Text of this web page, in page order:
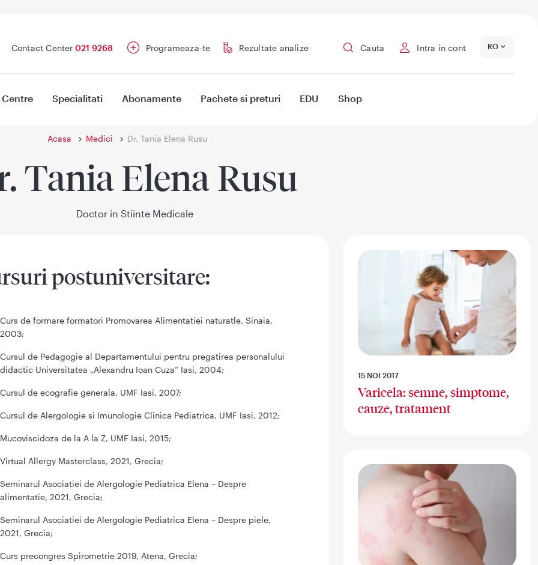
Contact Center 021 9268 Programeaza-te Rezultate analize Cauta Intra in cont RO
Centre Specialitati Abonamente Pachete si preturi EDU Shop
Acasa Medici Dr. Tania Elena Rusu
Tania Elena Rusu
Doctor in Stiinte Medicale
postuniversitare:
Curs de formare formatori Promovarea Alimentatiei naturatle, Sinaia,
2003;
Cursul de Pedagogie al Departamentului pentru pregatirea personalului
didactic Universitatea „Alexandru Ioan Cuza” Iasi, 2004;
Cursul de ecografie generala, UMF Iasi, 2007;
Cursul de Alergologie si Imunologie Clinica Pediatrica, UMF Iasi, 2012;
Mucoviscidoza de la A la Z, UMF Iasi, 2015;
Virtual Allergy Masterclass, 2021, Grecia;
Seminarul Asociatiei de Alergologie Pediatrica Elena – Despre
alimentatie, 2021, Grecia;
Seminarul Asociatiei de Alergologie Pediatrica Elena – Despre piele,
2021, Grecia;
Curs precongres Spirometrie 2019, Atena, Grecia;
15 NOI 2017
Varicela: semne, simptome,
cauze, tratament